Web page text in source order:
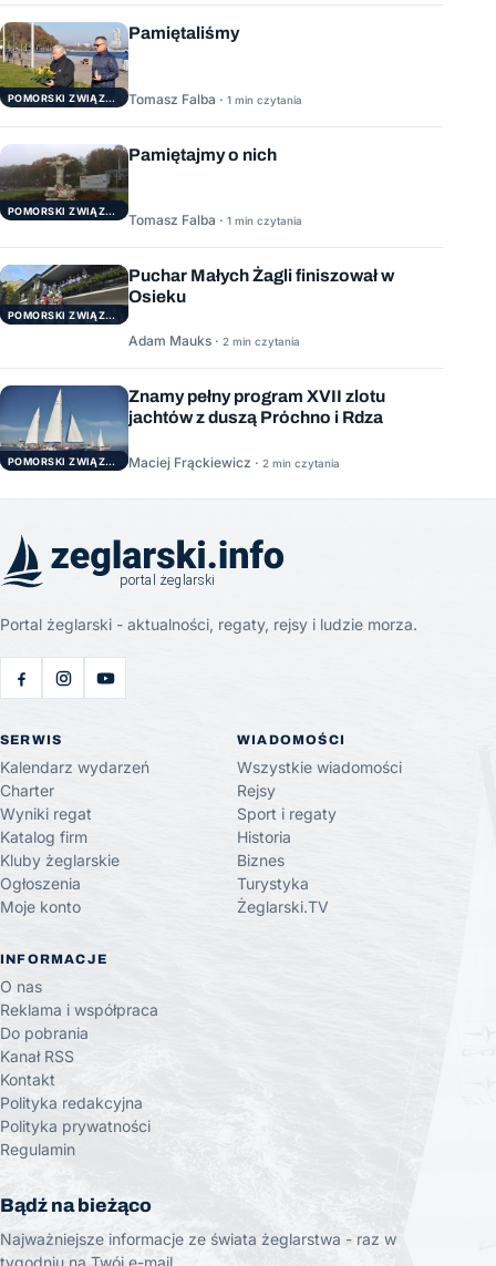
POMORSKI ZWIĄZEK ŻEGLARSKI
Pamiętaliśmy
Tomasz Falba · 1 min czytania
POMORSKI ZWIĄZEK ŻEGLARSKI
Pamiętajmy o nich
Tomasz Falba · 1 min czytania
POMORSKI ZWIĄZEK ŻEGLARSKI
Puchar Małych Żagli finiszował w
Osieku
Adam Mauks · 2 min czytania
POMORSKI ZWIĄZEK ŻEGLARSKI
Znamy pełny program XVII zlotu
jachtów z duszą Próchno i Rdza
Maciej Frąckiewicz · 2 min czytania
Portal żeglarski - aktualności, regaty, rejsy i ludzie morza.
SERWIS
Kalendarz wydarzeń
Charter
Wyniki regat
Katalog firm
Kluby żeglarskie
Ogłoszenia
Moje konto
WIADOMOŚCI
Wszystkie wiadomości
Rejsy
Sport i regaty
Historia
Biznes
Turystyka
Żeglarski.TV
INFORMACJE
O nas
Reklama i współpraca
Do pobrania
Kanał RSS
Kontakt
Polityka redakcyjna
Polityka prywatności
Regulamin
Bądź na bieżąco
Najważniejsze informacje ze świata żeglarstwa - raz w
tygodniu na Twój e-mail.